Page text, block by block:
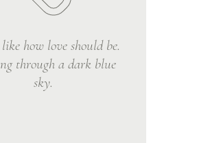
how love should be.
through a dark blue
sky.